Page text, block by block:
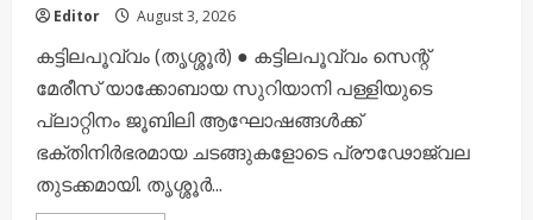
Editor August 3, 2026
കട്ടിലപൂവ്വം (തൃശ്ശൂർ) ● കട്ടിലപൂവ്വം സെന്റ്
മേരീസ് യാക്കോബായ സുറിയാനി പള്ളിയുടെ
പ്ലാറ്റിനം ജൂബിലി ആഘോഷങ്ങൾക്ക്
ഭക്തിനിർഭരമായ ചടങ്ങുകളോടെ പ്രൗഢോജ്വല
തുടക്കമായി. തൃശ്ശൂർ...